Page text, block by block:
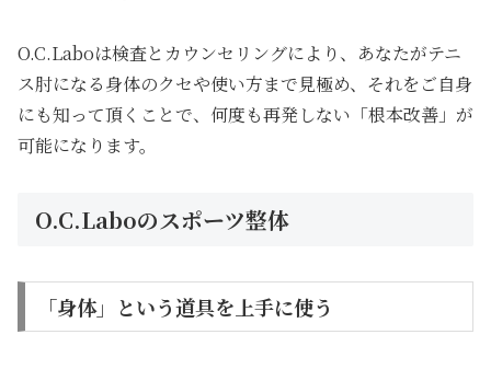
O.C.Laboは検査とカウンセリングにより、あなたがテニ
ス肘になる身体のクセや使い方まで見極め、それをご自身
にも知って頂くことで、何度も再発しない「根本改善」が
可能になります。
O.C.Laboのスポーツ整体
「身体」という道具を上手に使う